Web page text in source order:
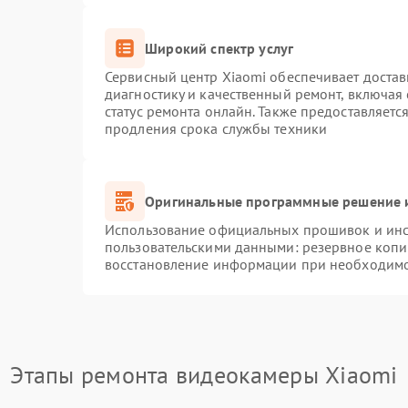
Широкий спектр услуг
Сервисный центр Xiaomi обеспечивает
диагностику и качественный ремонт,
статус ремонта онлайн. Также
продления срока службы техники
Оригинальные программные решение
Использование официальных прошивок и
пользовательскими данными: резервное
восстановление информации при
Этапы ремонта видеокамеры Xiaomi